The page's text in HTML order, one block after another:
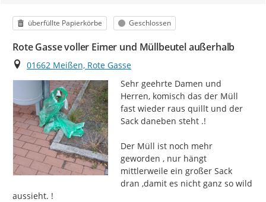
Kategorie
überfüllte Papierkörbe Status
Geschlossen
Rote Gasse voller Eimer und Müllbeutel außerhalb
Ort
01662 Meißen, Rote Gasse
Sehr geehrte Damen und
Herren, komisch das der Müll
fast wieder raus quillt und der
Sack daneben steht .!
Der Müll ist noch mehr
geworden , nur hängt
mittlerweile ein großer Sack
dran ,damit es nicht ganz so wild
aussieht. !